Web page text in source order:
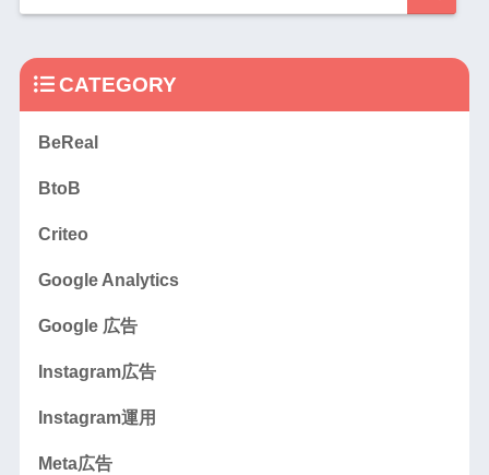
CATEGORY
BeReal
BtoB
Criteo
Google Analytics
Google 広告
Instagram広告
Instagram運用
Meta広告